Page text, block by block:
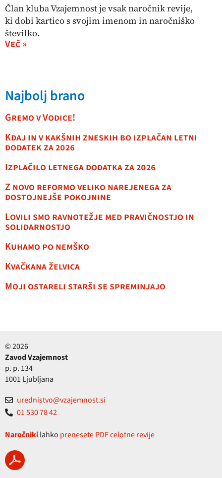
Član kluba Vzajemnost je vsak naročnik revije,
ki dobi kartico s svojim imenom in naročniško
številko.
Več »
Najbolj brano
Gremo v Vodice!
Kdaj in v kakšnih zneskih bo izplačan letni
dodatek za 2026
Izplačilo letnega dodatka za 2026
Z novo reformo veliko narejenega za
dostojnejše pokojnine
Lovili smo ravnotežje med pravičnostjo in
solidarnostjo
Kuhamo po nemško
Kvačkana želvica
Moji ostareli starši se spreminjajo
© 2026
Zavod Vzajemnost
p. p. 134
1001 Ljubljana
urednistvo@vzajemnost.si
01 530 78 42
Naročnikilahko prenesete PDF celotne revije